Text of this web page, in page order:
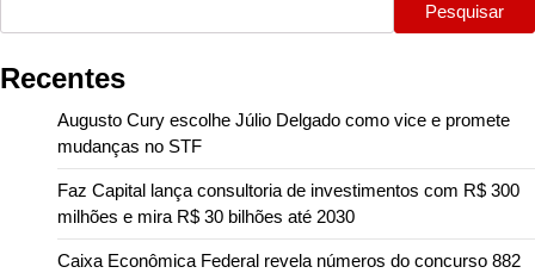
Pesquisar
Recentes
Augusto Cury escolhe Júlio Delgado como vice e promete
mudanças no STF
Faz Capital lança consultoria de investimentos com R$ 300
milhões e mira R$ 30 bilhões até 2030
Caixa Econômica Federal revela números do concurso 882